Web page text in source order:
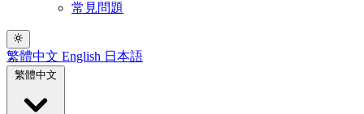
常見問題
繁體中文 English 日本語
繁體中文